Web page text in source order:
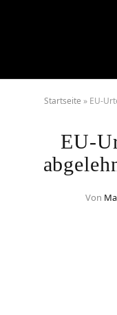
Startseite » EU-
EU-
Von